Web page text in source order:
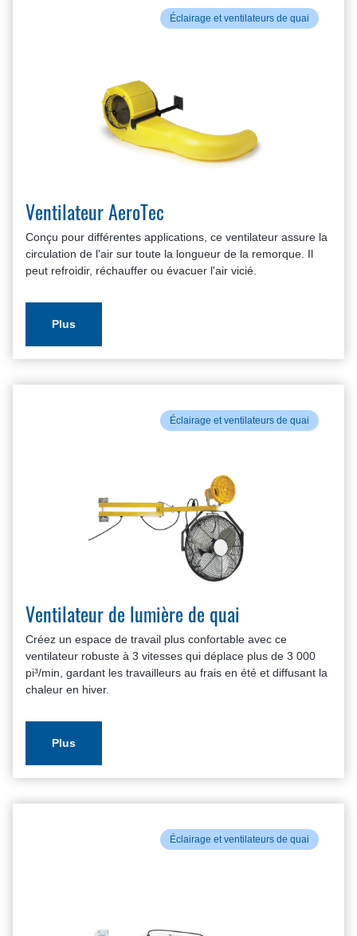
Éclairage et ventilateurs de quai
Ventilateur AeroTec
Conçu pour différentes applications, ce ventilateur assure la
circulation de l'air sur toute la longueur de la remorque. Il
peut refroidir, réchauffer ou évacuer l'air vicié.
Plus
Éclairage et ventilateurs de quai
Ventilateur de lumière de quai
Créez un espace de travail plus confortable avec ce
ventilateur robuste à 3 vitesses qui déplace plus de 3 000
pi³/min, gardant les travailleurs au frais en été et diffusant la
chaleur en hiver.
Plus
Éclairage et ventilateurs de quai